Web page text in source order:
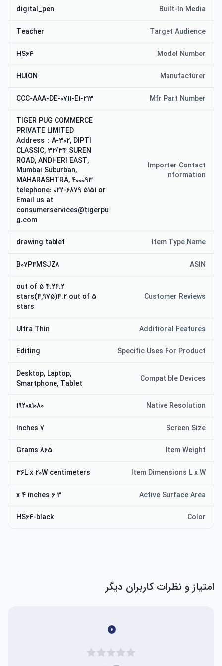
Built-In Media
digital_pen
Target Audience
Teacher
Model Number
HS64
Manufacturer
HUION
Mfr Part Number
CCC-AAA-DE-0711-E1-213
Importer Contact
Information
TIGER PUG COMMERCE
PRIVATE LIMITED
Address：A-302, DIPTI
CLASSIC, 32/34 SUREN
ROAD, ANDHERI EAST,
Mumbai Suburban,
MAHARASHTRA, 400093
telephone: 022-6879 5151 or
Email us at
consumerservices@tigerpu
g.com
Item Type Name
drawing tablet
ASIN
B07P4MSJZ8
Customer Reviews
4.24.2 out of 5
stars(4,975)4.2 out of 5
stars
Additional Features
Ultra Thin
Specific Uses For Product
Editing
Compatible Devices
Desktop, Laptop,
Smartphone, Tablet
Native Resolution
1920x1080
Screen Size
7 Inches
Item Weight
865 Grams
Item Dimensions L x W
36L x 20W centimeters
Active Surface Area
6.3 x 4 inches
Color
HS64-black
امتیاز و نظرات کاربران دیگر
۰